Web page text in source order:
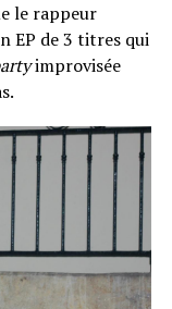
le rappeur
EP de 3 titres qui
improvisée